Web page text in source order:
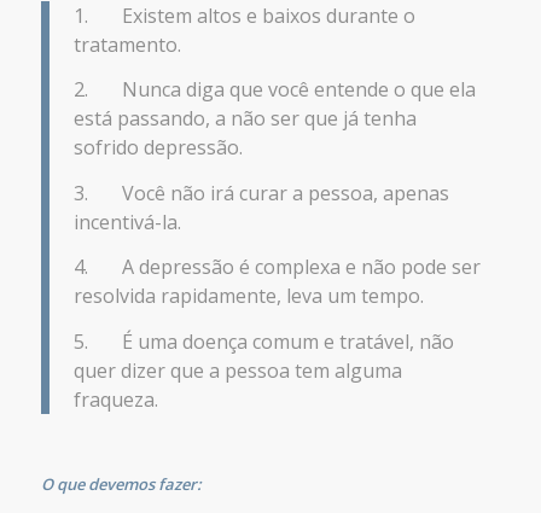
1. Existem altos e baixos durante o
tratamento.
2. Nunca diga que você entende o que ela
está passando, a não ser que já tenha
sofrido depressão.
3. Você não irá curar a pessoa, apenas
incentivá-la.
4. A depressão é complexa e não pode ser
resolvida rapidamente, leva um tempo.
5. É uma doença comum e tratável, não
quer dizer que a pessoa tem alguma
fraqueza.
O que devemos fazer: